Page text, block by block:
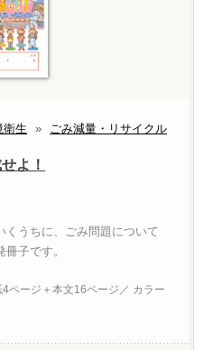
衛生 » ごみ減量・リサイクル
よ！
くうちに、ごみ問題について
子です。
ページ＋本文16ページ／ カラー